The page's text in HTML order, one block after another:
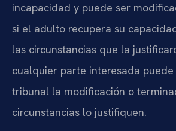
incapacidad y puede ser
si el adulto recupera su
las circunstancias que la
cualquier parte interesada
tribunal la modificación o
circunstancias lo justifiquen.